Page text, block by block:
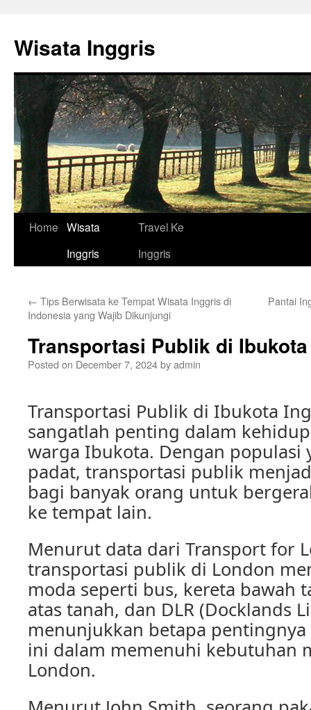
content
Wisata Inggris
Home Wisata
Inggris
Travel Ke
Inggris
← Tips Berwisata ke Tempat Wisata Inggris di
Indonesia yang Wajib Dikunjungi
Pantai
Transportasi Publik di
Posted on December 7, 2024byadmin
Transportasi Publik di Ibukota
sangatlah penting dalam
warga Ibukota. Dengan populasi
padat, transportasi publik
bagi banyak orang untuk
ke tempat lain.
Menurut data dari Transport for
transportasi publik di London
moda seperti bus, kereta bawah
atas tanah, dan DLR (Docklands
menunjukkan betapa
ini dalam memenuhi kebutuhan
London.